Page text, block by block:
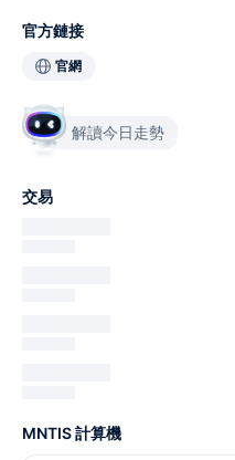
官方鏈接
官網
解讀今日走勢
交易
MNTIS 計算機